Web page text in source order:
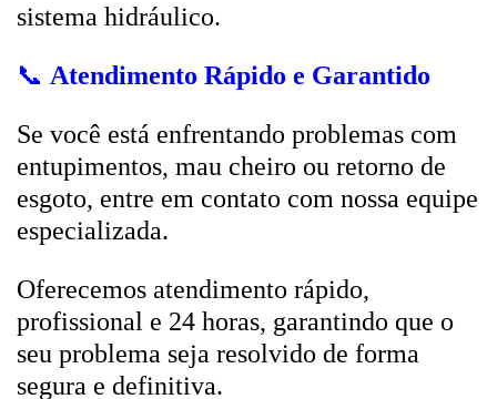
sistema hidráulico.
📞 Atendimento Rápido e Garantido
Se você está enfrentando problemas com
entupimentos, mau cheiro ou retorno de
esgoto, entre em contato com nossa equipe
especializada.
Oferecemos atendimento rápido,
profissional e 24 horas, garantindo que o
seu problema seja resolvido de forma
segura e definitiva.